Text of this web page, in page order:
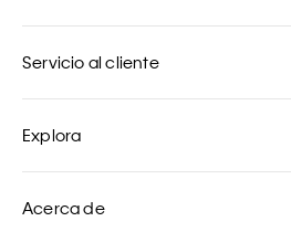
Servicio al cliente
Explora
Acerca de